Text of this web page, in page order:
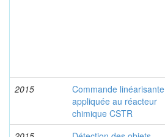
2015
Commande linéarisante
appliquée au réacteur
chimique CSTR